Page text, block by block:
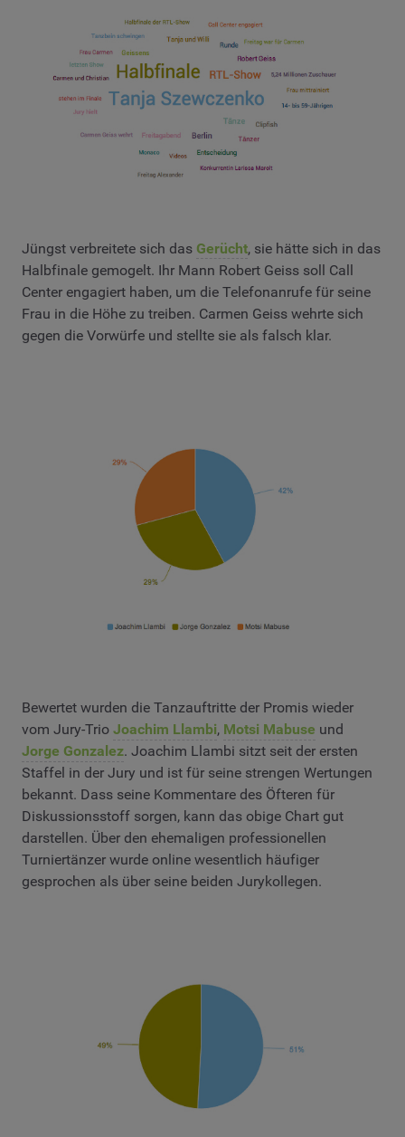
Jüngst verbreitete sich das Gerücht, sie hätte sich in das
Halbfinale gemogelt. Ihr Mann Robert Geiss soll Call
Center engagiert haben, um die Telefonanrufe für seine
Frau in die Höhe zu treiben. Carmen Geiss wehrte sich
gegen die Vorwürfe und stellte sie als falsch klar.
Bewertet wurden die Tanzauftritte der Promis wieder
vom Jury-Trio Joachim Llambi, Motsi Mabuse und
Jorge Gonzalez. Joachim Llambi sitzt seit der ersten
Staffel in der Jury und ist für seine strengen Wertungen
bekannt. Dass seine Kommentare des Öfteren für
Diskussionsstoff sorgen, kann das obige Chart gut
darstellen. Über den ehemaligen professionellen
Turniertänzer wurde online wesentlich häufiger
gesprochen als über seine beiden Jurykollegen.